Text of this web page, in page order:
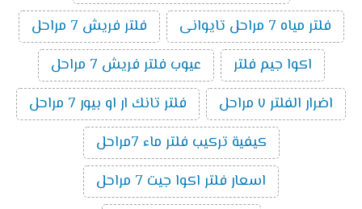
فلتر مياه 7 مراحل تايوانى
فلتر فريش 7 مراحل
اكوا جيم فلتر
عيوب فلتر فريش 7 مراحل
اضرار الفلتر ٧ مراحل
فلتر تانك ار او بيور 7 مراحل
كيفية تركيب فلتر ماء 7مراحل
اسعار فلتر اكوا جيت 7 مراحل